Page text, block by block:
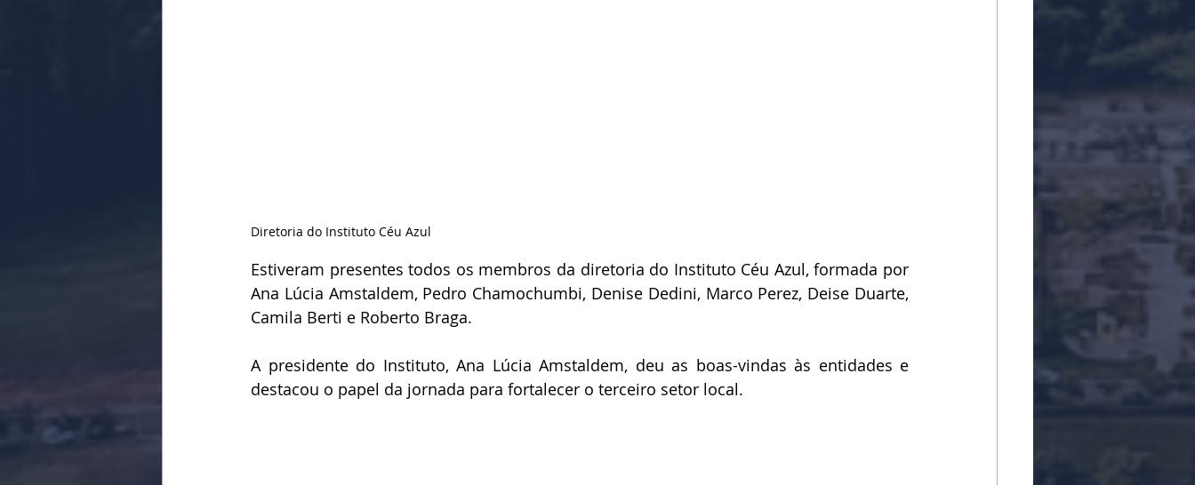
Diretoria do Instituto Céu Azul
Estiveram presentes todos os membros da diretoria do Instituto Céu Azul, formada por
Ana Lúcia Amstaldem, Pedro Chamochumbi, Denise Dedini, Marco Perez, Deise Duarte,
Camila Berti e Roberto Braga.
A presidente do Instituto, Ana Lúcia Amstaldem, deu as boas-vindas às entidades e
destacou o papel da jornada para fortalecer o terceiro setor local.